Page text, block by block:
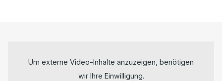
Um externe Video-Inhalte anzuzeigen, benötigen
wir Ihre Einwilligung.